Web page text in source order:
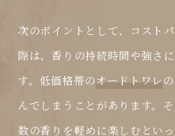
次のポイントとして、コスト
際は、香りの持続時間や強さ
す。低価格帯のオードトワレ
んでしまうことがあります。
数の香りを軽めに楽しむとい